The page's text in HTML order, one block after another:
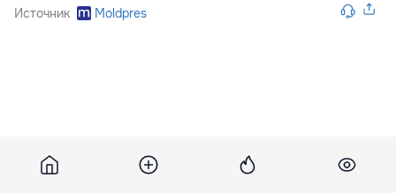
Источник Moldpres